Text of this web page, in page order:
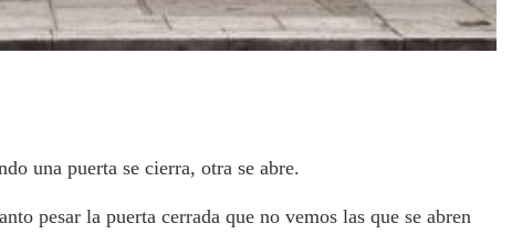
una puerta se cierra, otra se abre.
pesar la puerta cerrada que no vemos las que se abren